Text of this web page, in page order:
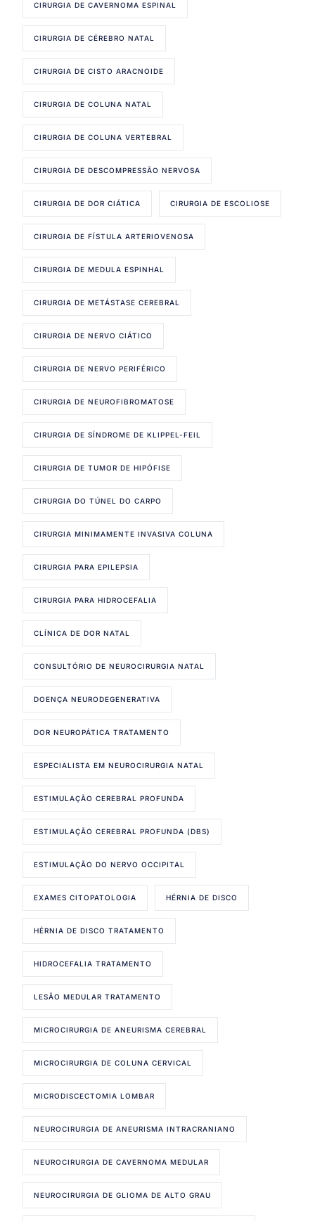
CIRURGIA DE CAVERNOMA ESPINAL
CIRURGIA DE CÉREBRO NATAL
CIRURGIA DE CISTO ARACNOIDE
CIRURGIA DE COLUNA NATAL
CIRURGIA DE COLUNA VERTEBRAL
CIRURGIA DE DESCOMPRESSÃO NERVOSA
CIRURGIA DE DOR CIÁTICA CIRURGIA DE ESCOLIOSE
CIRURGIA DE FÍSTULA ARTERIOVENOSA
CIRURGIA DE MEDULA ESPINHAL
CIRURGIA DE METÁSTASE CEREBRAL
CIRURGIA DE NERVO CIÁTICO
CIRURGIA DE NERVO PERIFÉRICO
CIRURGIA DE NEUROFIBROMATOSE
CIRURGIA DE SÍNDROME DE KLIPPEL-FEIL
CIRURGIA DE TUMOR DE HIPÓFISE
CIRURGIA DO TÚNEL DO CARPO
CIRURGIA MINIMAMENTE INVASIVA COLUNA
CIRURGIA PARA EPILEPSIA
CIRURGIA PARA HIDROCEFALIA
CLÍNICA DE DOR NATAL
CONSULTÓRIO DE NEUROCIRURGIA NATAL
DOENÇA NEURODEGENERATIVA
DOR NEUROPÁTICA TRATAMENTO
ESPECIALISTA EM NEUROCIRURGIA NATAL
ESTIMULAÇÃO CEREBRAL PROFUNDA
ESTIMULAÇÃO CEREBRAL PROFUNDA (DBS)
ESTIMULAÇÃO DO NERVO OCCIPITAL
EXAMES CITOPATOLOGIA HÉRNIA DE DISCO
HÉRNIA DE DISCO TRATAMENTO
HIDROCEFALIA TRATAMENTO
LESÃO MEDULAR TRATAMENTO
MICROCIRURGIA DE ANEURISMA CEREBRAL
MICROCIRURGIA DE COLUNA CERVICAL
MICRODISCECTOMIA LOMBAR
NEUROCIRURGIA DE ANEURISMA INTRACRANIANO
NEUROCIRURGIA DE CAVERNOMA MEDULAR
NEUROCIRURGIA DE GLIOMA DE ALTO GRAU